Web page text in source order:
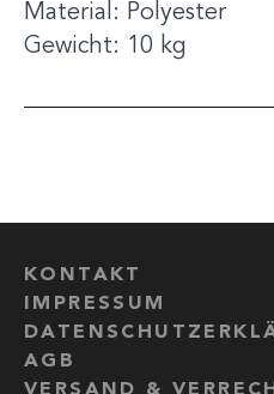
Material: Polyester
Gewicht: 10 kg
KONTAKT
IMPRESSUM
AGB